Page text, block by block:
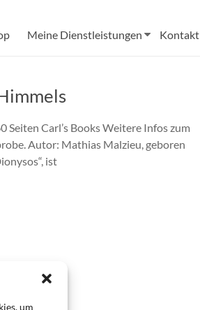
um
Meine Dienstleistungen Kontakt
Seiten Carl’s Books Weitere Infos zum
Autor: Mathias Malzieu, geboren
ist